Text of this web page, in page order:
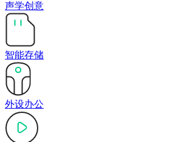
声学创意
智能存储
外设办公